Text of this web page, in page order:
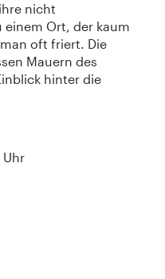
nicht
einem Ort, der kaum
oft friert. Die
Mauern des
hinter die
Uhr